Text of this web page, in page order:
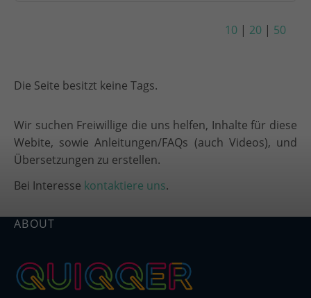
10 | 20 | 50
Die Seite besitzt keine Tags.
Wir suchen Freiwillige die uns helfen, Inhalte für diese
Webite, sowie Anleitungen/FAQs (auch Videos), und
Übersetzungen zu erstellen.
Bei Interesse kontaktiere uns.
ABOUT